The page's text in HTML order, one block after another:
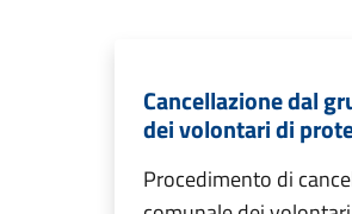
Cancellazione dal
dei volontari di
Procedimento di